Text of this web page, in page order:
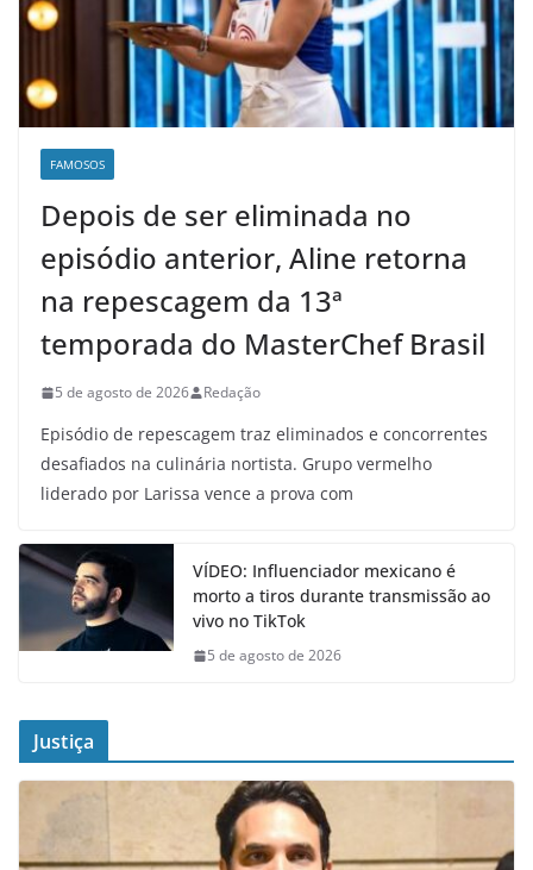
FAMOSOS
Depois de ser eliminada no
episódio anterior, Aline retorna
na repescagem da 13ª
temporada do MasterChef Brasil
5 de agosto de 2026 Redação
Episódio de repescagem traz eliminados e concorrentes
desafiados na culinária nortista. Grupo vermelho
liderado por Larissa vence a prova com
VÍDEO: Influenciador mexicano é
morto a tiros durante transmissão ao
vivo no TikTok
5 de agosto de 2026
Justiça